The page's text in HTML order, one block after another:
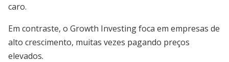
caro.
Em contraste, o Growth Investing foca em empresas de
alto crescimento, muitas vezes pagando preços
elevados.